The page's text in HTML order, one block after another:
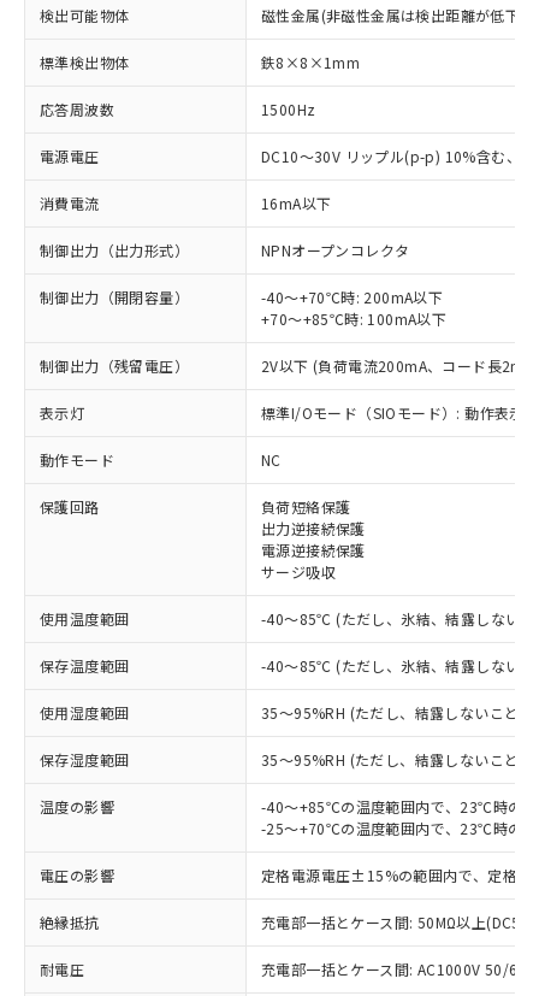
検出可能物体 磁性金属(非磁性金属は検出距離が低下し
標準検出物体 鉄8×8×1mm
応答周波数 1500Hz
電源電圧 DC10～30V リップル(p-p) 10%含む、
消費電流 16mA以下
制御出力（出力形式） NPNオープンコレクタ
制御出力（開閉容量）
-40～+70℃時: 200mA以下
+70～+85℃時: 100mA以下
制御出力（残留電圧） 2V以下 (負荷電流200mA、コード長2m
表示灯 標準I/Oモード（SIOモード）: 動作表示
動作モード NC
保護回路
負荷短絡保護
出力逆接続保護
電源逆接続保護
サージ吸収
使用温度範囲 -40～85℃ (ただし、氷結、結露しないこ
保存温度範囲 -40～85℃ (ただし、氷結、結露しないこ
使用湿度範囲 35～95%RH (ただし、結露しないこと)
保存湿度範囲 35～95%RH (ただし、結露しないこと)
温度の影響
-40～+85℃の温度範囲内で、23℃時の
-25～+70℃の温度範囲内で、23℃時の
電圧の影響 定格電源電圧±15%の範囲内で、定格
絶縁抵抗 充電部一括とケース間: 50MΩ以上
耐電圧 充電部一括とケース間: AC1000V 50/
ご利用条件
以下の条件をお読みいただき、同意のうえ
ご利用ください。
本サービスは、当社制御機器事業取扱
商品の当社在庫状況および標準価格
(税抜)を提供させていただくもので
当社制御機器事業取扱商品の中には、
本サービスの対象外となる商品もある
ことをご了承ください。
在庫状況および標準価格照会結果は、
※1 対応状況
対応済み：EU RoHS指令（10物質）の
非含有に対応した製品が提供可能な商品で
対応予定：EU RoHS指令（10物質）の非含
有に対応した製品に切り替える予定のある
商品です。
対応予定なし：EU RoHS指令（10物質）の
非含有に非対応の商品で、対応品を出す予
定はありません。
調査・確認中：EU RoHS指令（10物質）の
非含有の対応状況を調査中または確認中の
非該当品：ライセンス料など無形物で、有
害物質有無と関係のない商品です。
いたものが、含有品と判明した場合などや
むを得ず変更することがあります。
※1 中国RoHS○×表
「○」：最大均質材料含有率が中国RoHSの
基準値以下であることを示します。
「×」：最大均質材料含有率が中国RoHSの
基準値を超えていることを示します。
為替および外国貿易法に定める商品
（以下｢規制貨物等」という）を輸出